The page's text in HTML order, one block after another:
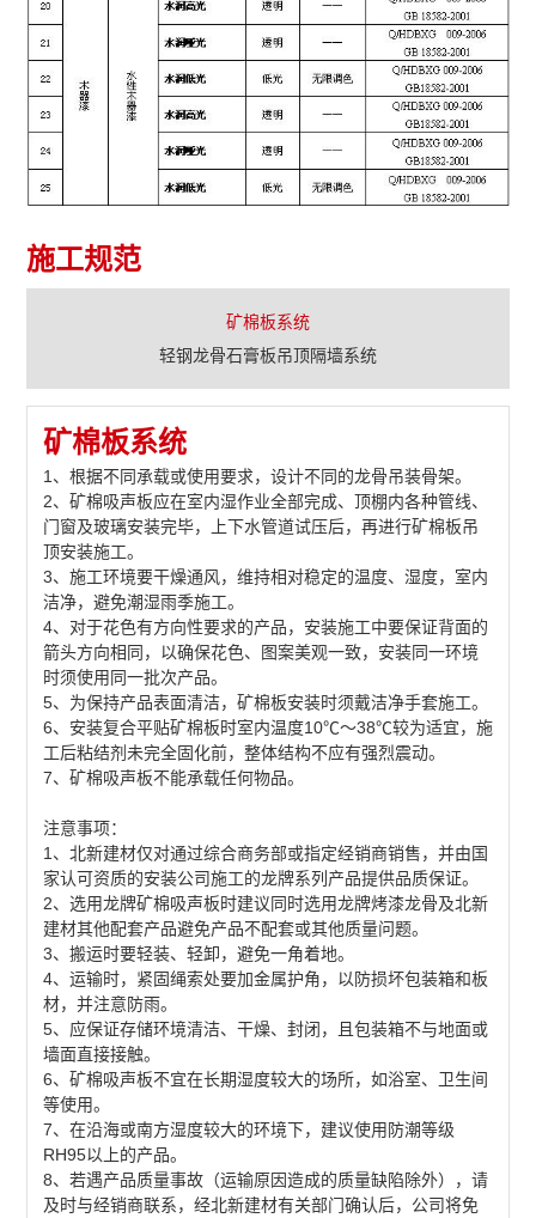
施工规范
矿棉板系统
轻钢龙骨石膏板吊顶隔墙系统
矿棉板系统
1、根据不同承载或使用要求，设计不同的龙骨吊装骨架。
2、矿棉吸声板应在室内湿作业全部完成、顶棚内各种管线、
门窗及玻璃安装完毕，上下水管道试压后，再进行矿棉板吊
顶安装施工。
3、施工环境要干燥通风，维持相对稳定的温度、湿度，室内
洁净，避免潮湿雨季施工。
4、对于花色有方向性要求的产品，安装施工中要保证背面的
箭头方向相同，以确保花色、图案美观一致，安装同一环境
时须使用同一批次产品。
5、为保持产品表面清洁，矿棉板安装时须戴洁净手套施工。
6、安装复合平贴矿棉板时室内温度10℃～38℃较为适宜，施
工后粘结剂未完全固化前，整体结构不应有强烈震动。
7、矿棉吸声板不能承载任何物品。
注意事项：
1、北新建材仅对通过综合商务部或指定经销商销售，并由国
家认可资质的安装公司施工的龙牌系列产品提供品质保证。
2、选用龙牌矿棉吸声板时建议同时选用龙牌烤漆龙骨及北新
建材其他配套产品避免产品不配套或其他质量问题。
3、搬运时要轻装、轻卸，避免一角着地。
4、运输时，紧固绳索处要加金属护角，以防损坏包装箱和板
材，并注意防雨。
5、应保证存储环境清洁、干燥、封闭，且包装箱不与地面或
墙面直接接触。
6、矿棉吸声板不宜在长期湿度较大的场所，如浴室、卫生间
等使用。
7、在沿海或南方湿度较大的环境下，建议使用防潮等级
RH95以上的产品。
8、若遇产品质量事故（运输原因造成的质量缺陷除外），请
及时与经销商联系，经北新建材有关部门确认后，公司将免